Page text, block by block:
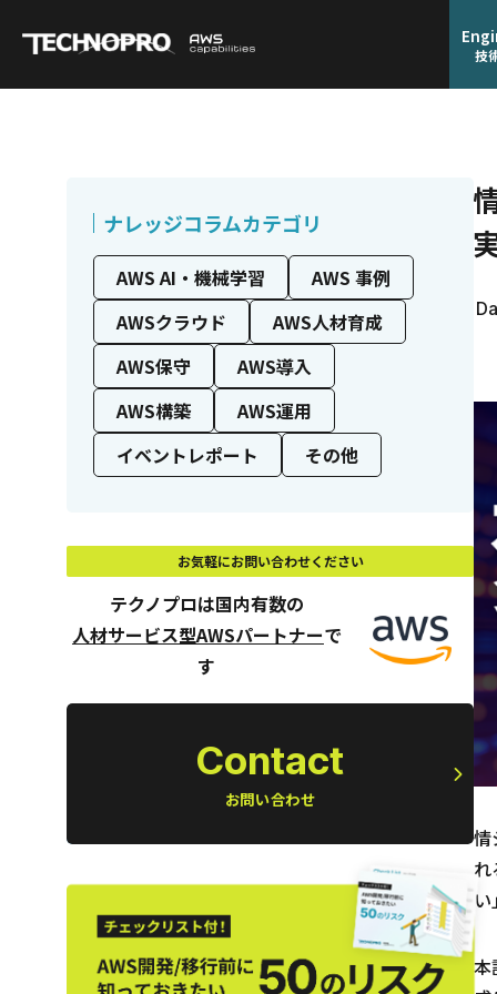
技
ナレッジコラムカテゴリ
AWS AI・機械学習
AWS 事例
AWSクラウド
AWS人材育成
AWS保守
AWS導入
AWS構築
AWS運用
イベントレポート
その他
お気軽にお問い合わせください
テクノプロは国内有数の
人材サービス型AWSパートナーで
す
Contact
お問い合わせ
情
本